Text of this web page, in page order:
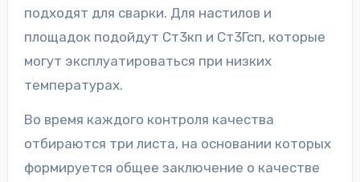
подходят для сварки. Для настилов и
площадок подойдут Ст3кп и Ст3Гсп, которые
могут эксплуатироваться при низких
температурах.
Во время каждого контроля качества
отбираются три листа, на основании которых
формируется общее заключение о качестве